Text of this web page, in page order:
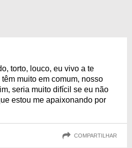
torto, louco, eu vivo a te
muito em comum, nosso
seria muito difícil se eu não
estou me apaixonando por
COMPARTILHAR